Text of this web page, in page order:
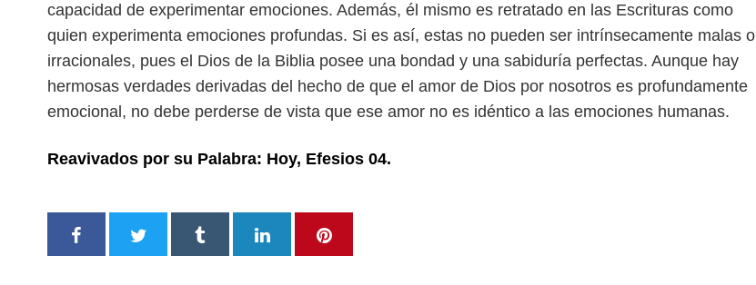
capacidad de experimentar emociones. Además, él mismo es retratado en las Escrituras como
quien experimenta emociones profundas. Si es así, estas no pueden ser intrínsecamente malas o
irracionales, pues el Dios de la Biblia posee una bondad y una sabiduría perfectas. Aunque hay
hermosas verdades derivadas del hecho de que el amor de Dios por nosotros es profundamente
emocional, no debe perderse de vista que ese amor no es idéntico a las emociones humanas.
Reavivados por su Palabra: Hoy, Efesios 04.